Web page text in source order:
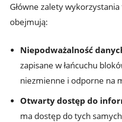
Główne zalety
obejmują:
Niepodważalność
zapisane w łańcuchu
niezmienne i odporne na
Otwarty dostęp do
ma dostęp do tych